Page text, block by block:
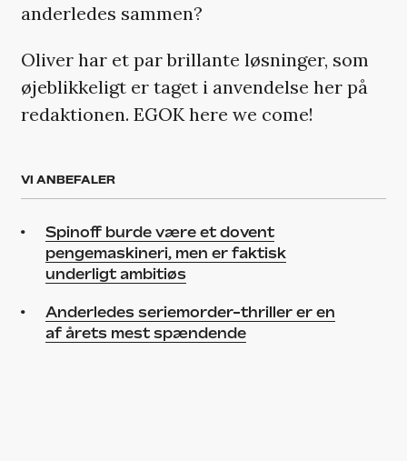
anderledes sammen?
Oliver har et par brillante løsninger, som
øjeblikkeligt er taget i anvendelse her på
redaktionen. EGOK here we come!
VI ANBEFALER
Spinoff burde være et dovent
pengemaskineri, men er faktisk
underligt ambitiøs
Anderledes seriemorder-thriller er en
af årets mest spændende